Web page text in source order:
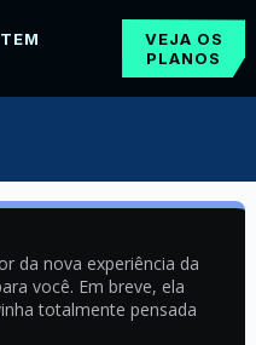
VEJA OS
PLANOS
da nova experiência da
você. Em breve, ela
totalmente pensada